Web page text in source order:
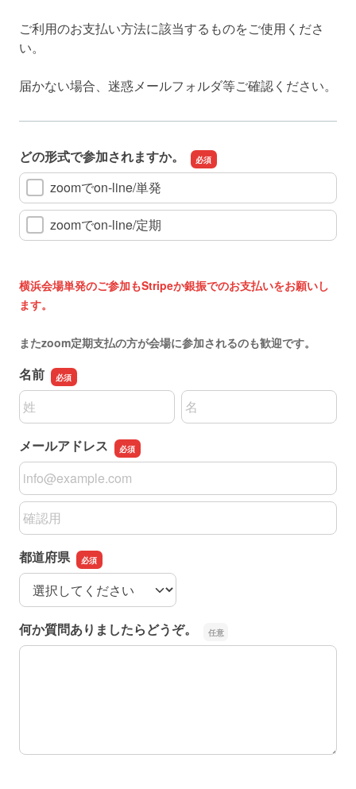
ご利用のお支払い方法に該当するものをご使用くださ
い。
届かない場合、迷惑メールフォルダ等ご確認ください。
どの形式で参加されますか。
zoomでon-line/単発
zoomでon-line/定期
横浜会場単発のご参加もStripeか銀振でのお支払いをお願いし
ます。
またzoom定期支払の方が会場に参加されるのも歓迎です。
名前
名前の姓
名前の名
メールアドレス
メールアドレス
メールアドレスの確認用
都道府県
都道府県
何か質問ありましたらどうぞ。
何か質問ありましたらどうぞ。